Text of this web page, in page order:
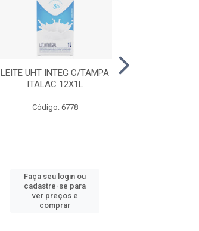
LEITE UHT INTEG C/TAMPA
ITALAC 12X1L
Código: 6778
Faça seu login ou
cadastre-se para
ver preços e
comprar